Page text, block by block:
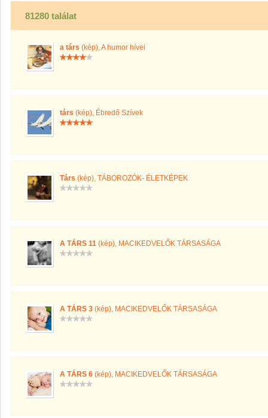
81280 találat
a társ (kép),A humor hívei
társ (kép), Ébredő Szívek
Társ (kép), TÁBOROZÓK- ÉLETKÉPEK
A TÁRS 11 (kép), MACIKEDVELŐK TÁRSASÁGA
A TÁRS 3 (kép), MACIKEDVELŐK TÁRSASÁGA
A TÁRS 6 (kép), MACIKEDVELŐK TÁRSASÁGA